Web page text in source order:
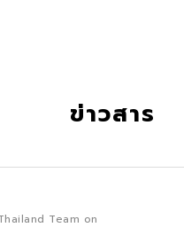
ข่าวสาร
Team on